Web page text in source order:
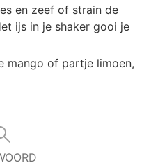
en zeef of strain de
ijs in je shaker gooi je
mango of partje limoen,